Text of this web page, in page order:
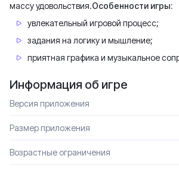
массу удовольствия.Особенности игры:
увлекательный игровой процесс;
задания на логику и мышление;
приятная графика и музыкальное
Информация об игре
Версия приложения
Размер приложения
Возрастные ограничения